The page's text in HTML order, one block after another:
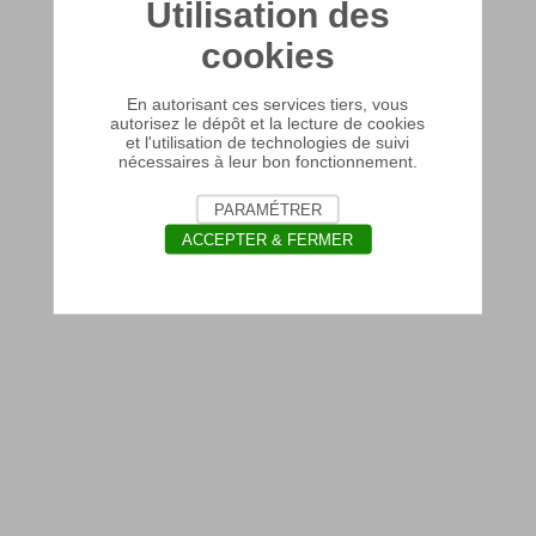
Utilisation des
cookies
En autorisant ces services tiers, vous
autorisez le dépôt et la lecture de cookies
et l'utilisation de technologies de suivi
nécessaires à leur bon fonctionnement.
PARAMÉTRER
ACCEPTER & FERMER